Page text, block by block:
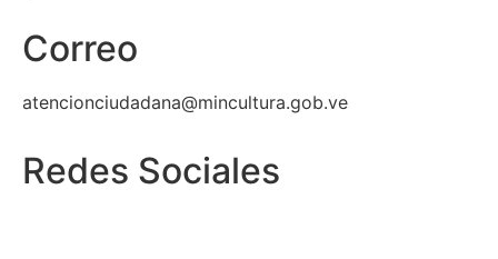
Correo
atencionciudadana@mincultura.gob.ve
Redes Sociales